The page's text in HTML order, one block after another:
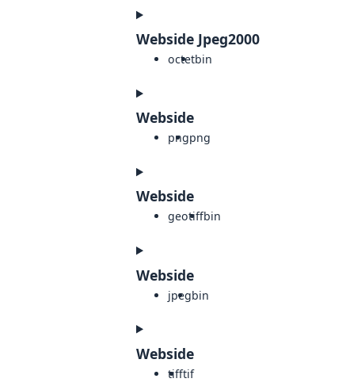
Webside Jpeg2000
octetbin
Webside
pngpng
Webside
geotiffbin
Webside
jpegbin
Webside
tifftif